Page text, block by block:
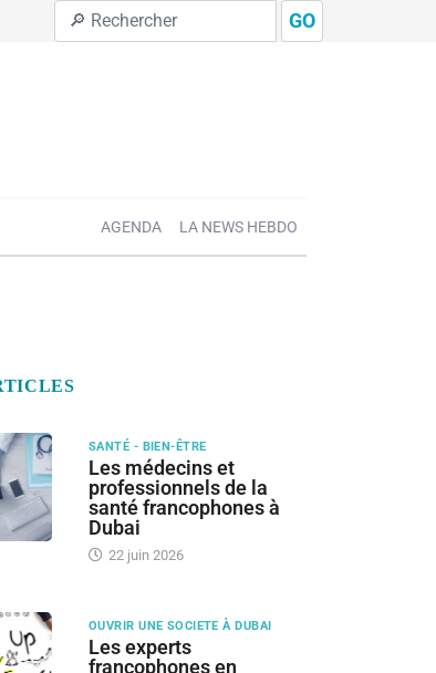
GO
AGENDA LA NEWS HEBDO
SANTÉ - BIEN-ÊTRE
Les médecins et
professionnels de la
santé francophones à
Dubai
22 juin 2026
OUVRIR UNE SOCIETE À DUBAI
Les experts
francophones en